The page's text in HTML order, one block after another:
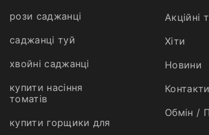
рози саджанці
саджанці туй
хвойні саджанці
купити насіння
томатів
купити горщики для
Акційні
Хiти
Новини
Контакти
Обмін /